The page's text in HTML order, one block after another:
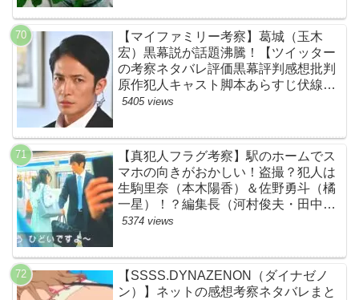
【マイファミリー考察】葛城（玉木
宏）黒幕説が話題沸騰！【ツイッター
の考察ネタバレ評価黒幕評判感想批判
原作犯人キャスト脚本あらすじ伏線ま
とめ】
5405 views
【真犯人フラグ考察】駅のホームでス
マホの向きがおかしい！盗撮？犯人は
生駒里奈（本木陽香）＆佐野勇斗（橘
一星）！？編集長（河村俊夫・田中哲
司説も？【ネット・ツイッターの考察
5374 views
【SSSS.DYNAZENON（ダイナゼノ
ン）】ネットの感想考察ネタバレまと